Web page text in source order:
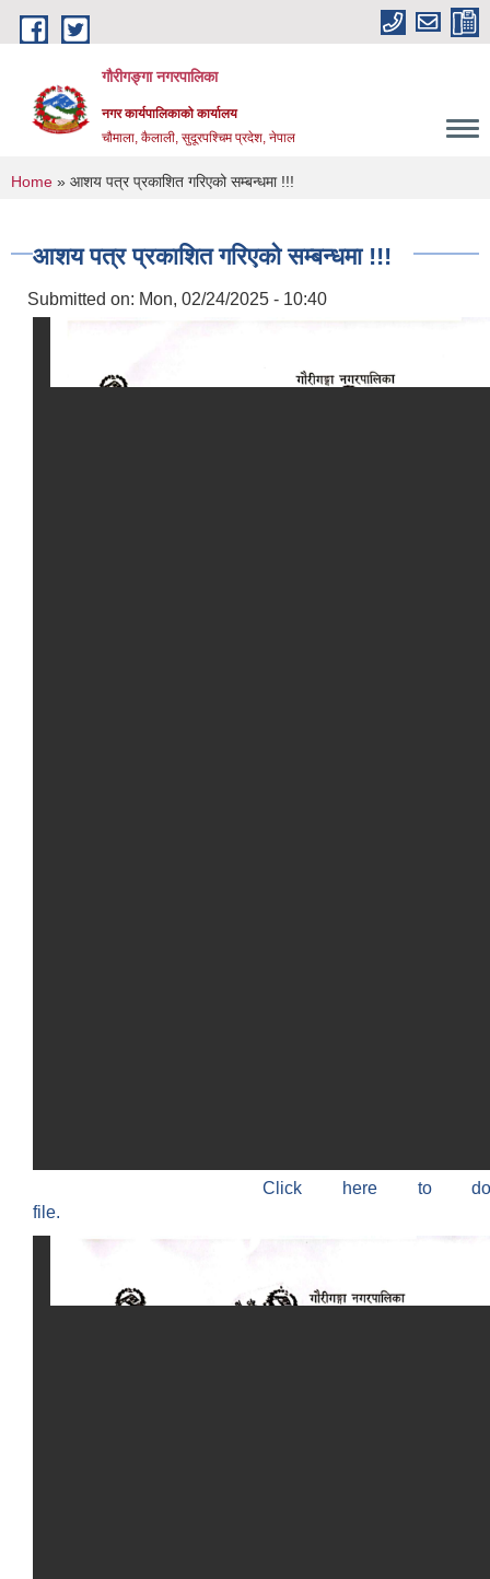
Skip to main content
गौरीगङ्गा नगरपालिका
नगर कार्यपालिकाको कार्यालय
चौमाला, कैलाली, सुदूरपश्चिम प्रदेश, नेपाल
You are here
Home » आशय पत्र प्रकाशित गरिएको सम्बन्धमा !!!
आशय पत्र प्रकाशित गरिएको सम्बन्धमा !!!
Submitted on: Mon, 02/24/2025 - 10:40
Click here to
file.